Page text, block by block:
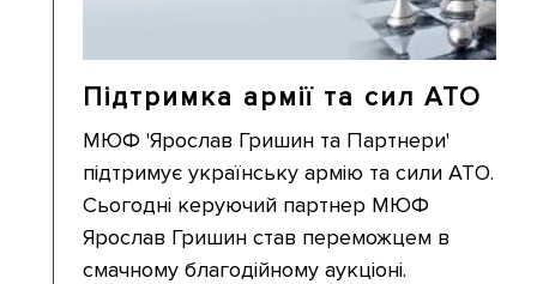
Підтримка армії та сил АТО
МЮФ 'Ярослав Гришин та Партнери'
підтримує українську армію та сили АТО.
Сьогодні керуючий партнер МЮФ
Ярослав Гришин став переможцем в
смачному благодійному аукціоні.